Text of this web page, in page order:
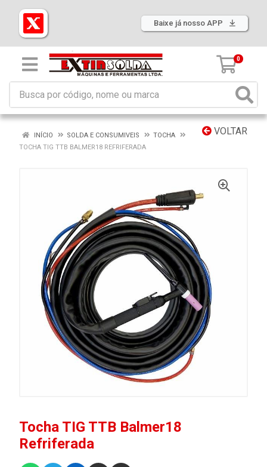
Baixe já nosso APP
0
VOLTAR
INÍCIO SOLDA E CONSUMIVEIS
TOCHA
TOCHA TIG TTB BALMER18 REFRIFERADA
Tocha TIG TTB Balmer18
Refriferada